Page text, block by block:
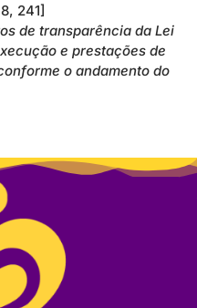
241]
de transparência da Lei
e prestações de
o andamento do